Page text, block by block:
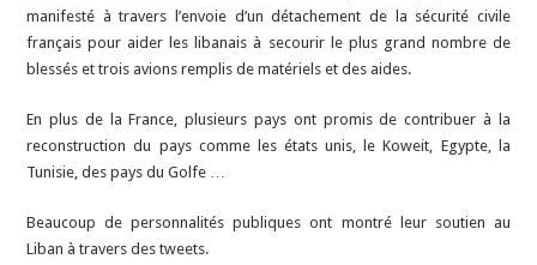
manifesté à travers l’envoie d’un détachement de la sécurité civile
français pour aider les libanais à secourir le plus grand nombre de
blessés et trois avions remplis de matériels et des aides.
En plus de la France, plusieurs pays ont promis de contribuer à la
reconstruction du pays comme les états unis, le Koweit, Egypte, la
Tunisie, des pays du Golfe …
Beaucoup de personnalités publiques ont montré leur soutien au
Liban à travers des tweets.